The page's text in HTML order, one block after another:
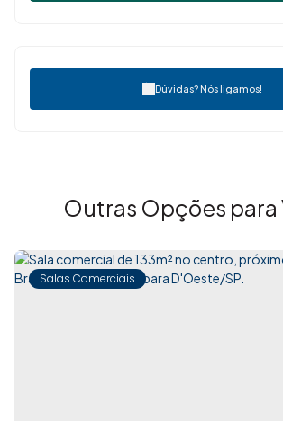
Dúvidas? Nós ligamos!
Outras Opções para
Salas Comerciais